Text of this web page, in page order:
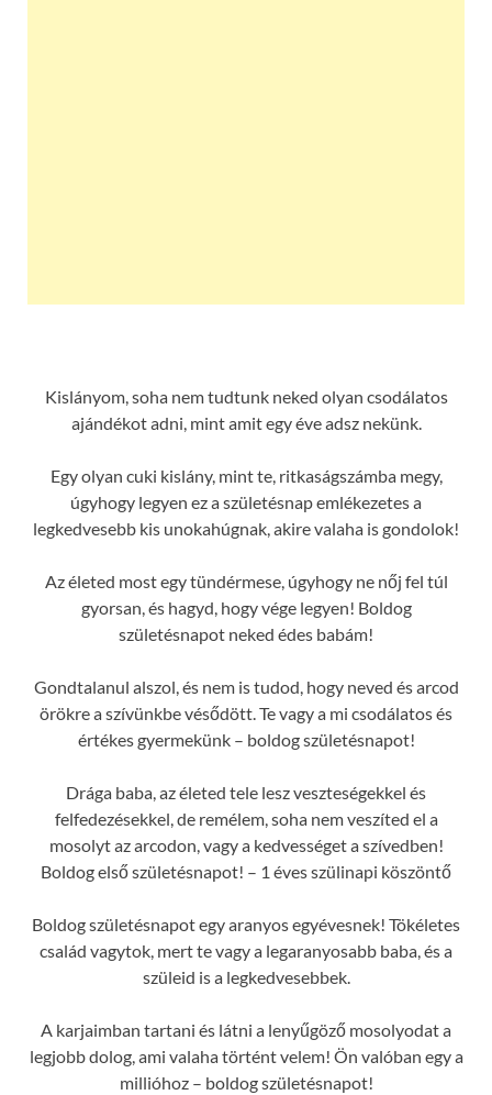
Kislányom, soha nem tudtunk neked olyan csodálatos
ajándékot adni, mint amit egy éve adsz nekünk.
Egy olyan cuki kislány, mint te, ritkaságszámba megy,
úgyhogy legyen ez a születésnap emlékezetes a
legkedvesebb kis unokahúgnak, akire valaha is gondolok!
Az életed most egy tündérmese, úgyhogy ne nőj fel túl
gyorsan, és hagyd, hogy vége legyen! Boldog
születésnapot neked édes babám!
Gondtalanul alszol, és nem is tudod, hogy neved és arcod
örökre a szívünkbe vésődött. Te vagy a mi csodálatos és
értékes gyermekünk – boldog születésnapot!
Drága baba, az életed tele lesz veszteségekkel és
felfedezésekkel, de remélem, soha nem veszíted el a
mosolyt az arcodon, vagy a kedvességet a szívedben!
Boldog első születésnapot! – 1 éves szülinapi köszöntő
Boldog születésnapot egy aranyos egyévesnek! Tökéletes
család vagytok, mert te vagy a legaranyosabb baba, és a
szüleid is a legkedvesebbek.
A karjaimban tartani és látni a lenyűgöző mosolyodat a
legjobb dolog, ami valaha történt velem! Ön valóban egy a
millióhoz – boldog születésnapot!